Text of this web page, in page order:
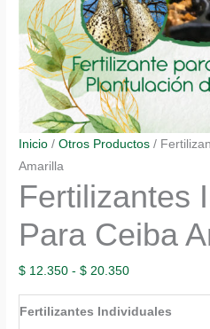
Inicio /Otros Productos /
Amarilla
Fertilizantes
Para Ceiba
$ 12.350 - $ 20.350Rango
de
precios:
Fertilizantes Individuales